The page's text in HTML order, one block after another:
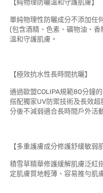
【純物理防曬溫和守護肌膚】
單純物理性防曬成分不添加任
(包含酒精、色素、礦物油、香
溫和守護肌膚。
【極效抗水性長時間抗曬】
通過歐盟COLIPA規範80分鐘
搭配獨家UV防禦技術及長效
分後不減弱適合長時間戶外活
【多重護膚成分修護舒緩敏弱肌
積雪草精華修護緩解肌膚泛紅
定肌膚質地輕薄、容易推勻肌